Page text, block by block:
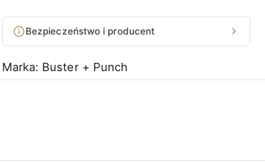
5
5
c
h
w
Bezpieczeństwo i producent
Marka: Buster + Punch